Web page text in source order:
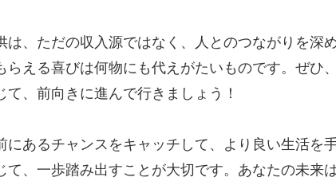
、ただの収入源ではなく、人とのつながりを深
らえる喜びは何物にも代えがたいものです。ぜ
て、前向きに進んで行きましょう！
あるチャンスをキャッチして、より良い生活を
て、一歩踏み出すことが大切です。あなたの未来